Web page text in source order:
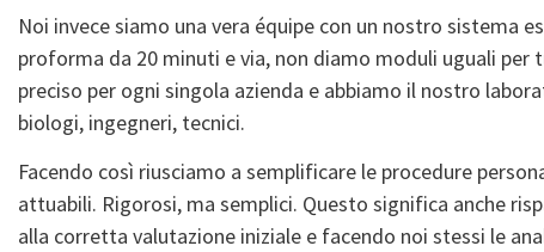
Noi invece siamo una vera équipe con un nostro sistema
proforma da 20 minuti e via, non diamo moduli uguali
preciso per ogni singola azienda e abbiamo il nostro
biologi, ingegneri, tecnici.
Facendo così riusciamo a semplificare le procedure
attuabili. Rigorosi, ma semplici. Questo significa anche
alla corretta valutazione iniziale e facendo noi stessi le